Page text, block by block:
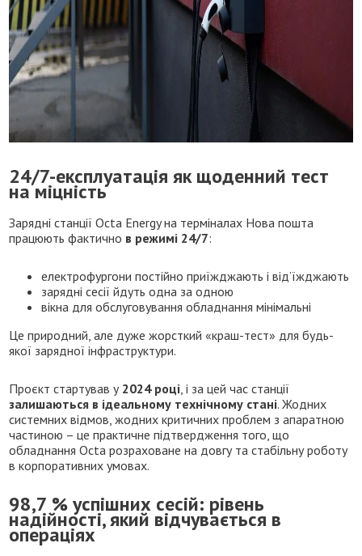
24/7-експлуатація як щоденний тест
на міцність
Зарядні станції Octa Energy на терміналах Нова пошта
працюють фактично в режимі 24/7:
електрофургони постійно приїжджають і від’їжджають
зарядні сесії йдуть одна за одною
вікна для обслуговування обладнання мінімальні
Це природний, але дуже жорсткий «краш-тест» для будь-
якої зарядної інфраструктури.
Проєкт стартував у 2024 році , і за цей час станції
залишаються в ідеальному технічному стані. Жодних
системних відмов, жодних критичних проблем з апаратною
частиною – це практичне підтвердження того, що
обладнання Octa розраховане на довгу та стабільну роботу
в корпоративних умовах.
98,7 % успішних сесій: рівень
надійності, який відчувається в
операціях